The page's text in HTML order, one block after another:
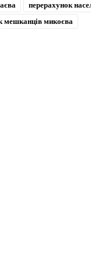
перерахунок
мешканців микоєва